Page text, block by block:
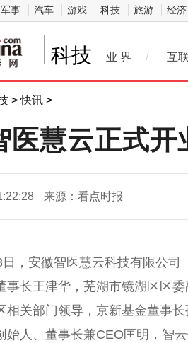
军事 汽车 游戏 科技 旅游 经济
科技 业 界 / 互
>快讯 >
医慧云正式
来源：看点时报
，安徽智医慧云科技有限公司
事长王津华，芜湖市镜湖区区委
相关部门领导 ，京新基金董事
始人、董事长兼CEO匡明，智